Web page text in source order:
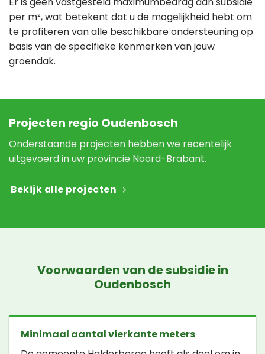
per m², wat betekent dat u de mogelijkheid hebt om
te profiteren van alle beschikbare ondersteuning op
basis van de specifieke kenmerken van jouw
groendak.
Projecten regio Oudenbosch
Onderstaande projecten hebben we recentelijk
uitgevoerd in uw provincie Noord-Brabant.
Bekijk alle projecten
Voorwaarden van de subsidie in
Oudenbosch
Minimaal aantal vierkante meters